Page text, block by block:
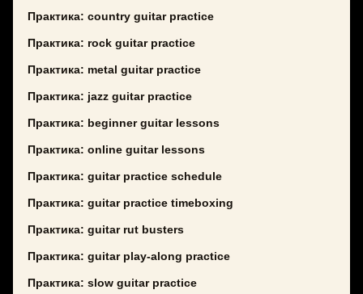
Практика: country guitar practice
Практика: rock guitar practice
Практика: metal guitar practice
Практика: jazz guitar practice
Практика: beginner guitar lessons
Практика: online guitar lessons
Практика: guitar practice schedule
Практика: guitar practice timeboxing
Практика: guitar rut busters
Практика: guitar play-along practice
Практика: slow guitar practice